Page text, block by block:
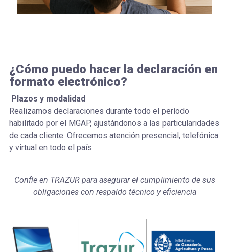
¿Cómo puedo hacer la declaración en
formato electrónico?
Plazos y modalidad
Realizamos declaraciones durante todo el período
habilitado por el MGAP, ajustándonos a las particularidades
de cada cliente. Ofrecemos atención presencial, telefónica
y virtual en todo el país.
Confíe en TRAZUR para asegurar el cumplimiento de sus
obligaciones con respaldo técnico y eficiencia